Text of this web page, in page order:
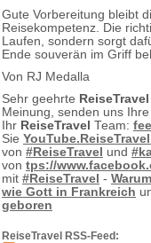
Gute Vorbereitung bleibt
Reisekompetenz. Die
Laufen, sondern sorgt
Ende souverän im Griff
Von RJ Medalla
Sehr geehrte ReiseTravel
Meinung, senden uns
Ihr ReiseTravel Team:
Sie
von #ReiseTravel und
von tps://
mit #ReiseTravel -
wie Gott in Frankreich
geboren
ReiseTravel RSS-Feed: